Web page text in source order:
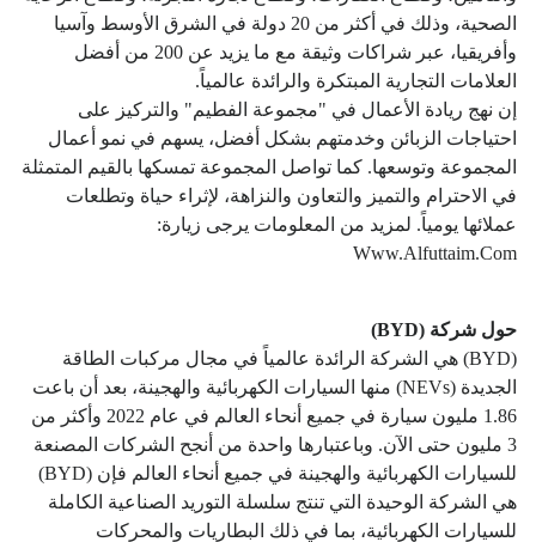
الصحية، وذلك في أكثر من 20 دولة في الشرق الأوسط وآسيا
وأفريقيا، عبر شراكات وثيقة مع ما يزيد عن 200 من أفضل
العلامات التجارية المبتكرة والرائدة عالمياً.
إن نهج ريادة الأعمال في "مجموعة الفطيم" والتركيز على
احتياجات الزبائن وخدمتهم بشكل أفضل، يسهم في نمو أعمال
المجموعة وتوسعها. كما تواصل المجموعة تمسكها بالقيم المتمثلة
في الاحترام والتميز والتعاون والنزاهة، لإثراء حياة وتطلعات
عملائها يومياً. لمزيد من المعلومات يرجى زيارة:
Www.alfuttaim.com
حول شركة (BYD)
(BYD) هي الشركة الرائدة عالمياً في مجال مركبات الطاقة
الجديدة (NEVs) منها السيارات الكهربائية والهجينة، بعد أن باعت
1.86 مليون سيارة في جميع أنحاء العالم في عام 2022 وأكثر من
3 مليون حتى الآن. وباعتبارها واحدة من أنجح الشركات المصنعة
للسيارات الكهربائية والهجينة في جميع أنحاء العالم فإن (BYD)
هي الشركة الوحيدة التي تنتج سلسلة التوريد الصناعية الكاملة
للسيارات الكهربائية، بما في ذلك البطاريات والمحركات